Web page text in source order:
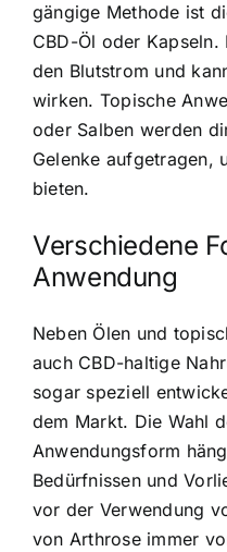
gängige Methode ist
CBD-Öl oder
den Blutstrom und
wirken. Topische
oder Salben werden
Gelenke aufgetragen,
bieten.
Verschiedene
Anwendung
Neben Ölen und
auch CBD-haltige
sogar speziell
dem Markt. Die Wahl
Anwendungsform
Bedürfnissen und
vor der Verwendung
von Arthrose immer